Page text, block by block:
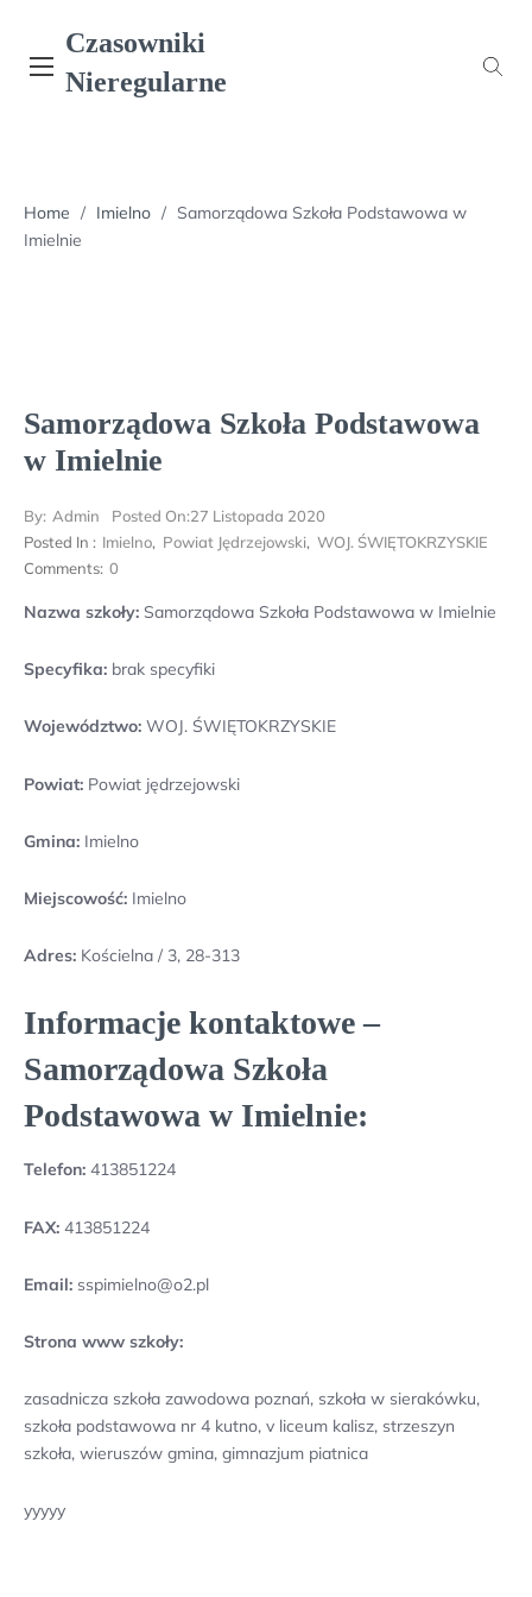
content
Czasowniki
Nieregularne
Home / Imielno / Samorządowa Szkoła Podstawowa w
Imielnie
Samorządowa Szkoła Podstawowa
w Imielnie
By: Admin Posted On:27 Listopada 2020
Posted In : Imielno, Powiat Jędrzejowski, WOJ. ŚWIĘTOKRZYSKIE
Comments: 0
Nazwa szkoły: Samorządowa Szkoła Podstawowa w Imielnie
Specyfika: brak specyfiki
Województwo: WOJ. ŚWIĘTOKRZYSKIE
Powiat: Powiat jędrzejowski
Gmina: Imielno
Miejscowość: Imielno
Adres: Kościelna / 3, 28-313
Informacje kontaktowe –
Samorządowa Szkoła
Podstawowa w Imielnie:
Telefon: 413851224
FAX: 413851224
Email: sspimielno@o2.pl
Strona www szkoły:
zasadnicza szkoła zawodowa poznań, szkoła w sierakówku,
szkoła podstawowa nr 4 kutno, v liceum kalisz, strzeszyn
szkoła, wieruszów gmina, gimnazjum piatnica
yyyyy